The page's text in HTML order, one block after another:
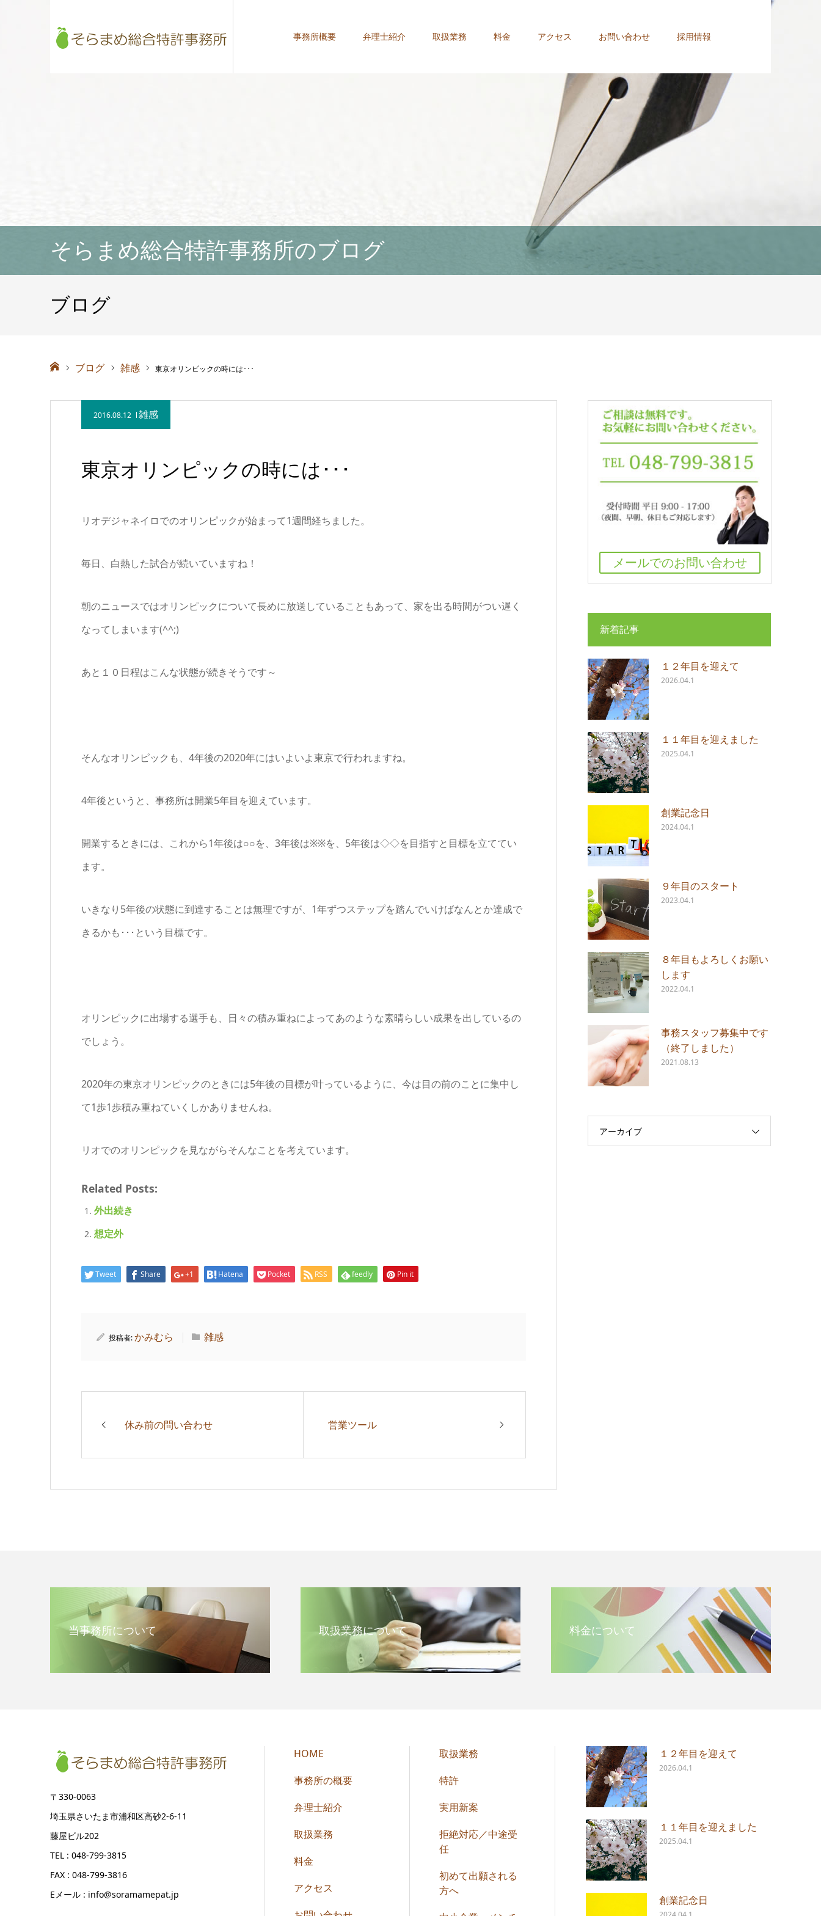
事務所概要 弁理士紹介 取扱業務 料金 アクセス お問い合わせ 採用情報
そらまめ総合特許事務所のブログ
ブログ
ホーム ブログ 雑感 東京オリンピックの時には･･･
2016.08.12 雑感
東京オリンピックの時には･･･
リオデジャネイロでのオリンピックが始まって1週間経ちました。
毎日、白熱した試合が続いていますね！
朝のニュースではオリンピックについて長めに放送していることもあって、家を出る時間がつい遅く
なってしまいます(^^;)
あと１０日程はこんな状態が続きそうです～
そんなオリンピックも、4年後の2020年にはいよいよ東京で行われますね。
4年後というと、事務所は開業5年目を迎えています。
開業するときには、これから1年後は○○を、3年後は※※を、5年後は◇◇を目指すと目標を立ててい
ます。
いきなり5年後の状態に到達することは無理ですが、1年ずつステップを踏んでいけばなんとか達成で
きるかも･･･という目標です。
オリンピックに出場する選手も、日々の積み重ねによってあのような素晴らしい成果を出しているの
でしょう。
2020年の東京オリンピックのときには5年後の目標が叶っているように、今は目の前のことに集中し
て1歩1歩積み重ねていくしかありませんね。
リオでのオリンピックを見ながらそんなことを考えています。
Related Posts:
外出続き
想定外
Tweet Share +1 Hatena Pocket RSS feedly Pin it
投稿者:かみむら 雑感
休み前の問い合わせ 営業ツール
メールでのお問い合わせ
新着記事
１２年目を迎えて
2026.04.1
１１年目を迎えました
2025.04.1
創業記念日
2024.04.1
９年目のスタート
2023.04.1
８年目もよろしくお願い
します
2022.04.1
事務スタッフ募集中です
（終了しました）
2021.08.13
アーカイブ
当事務所について 取扱業務について 料金について
〒330-0063
埼玉県さいたま市浦和区高砂2-6-11
藤屋ビル202
TEL : 048-799-3815
FAX : 048-799-3816
Eメール : info@soramamepat.jp
HOME
事務所の概要
弁理士紹介
取扱業務
料金
アクセス
取扱業務
特許
実用新案
拒絶対応／中途受
任
初めて出願される
方へ
１２年目を迎えて
2026.04.1
１１年目を迎えました
2025.04.1
創業記念日